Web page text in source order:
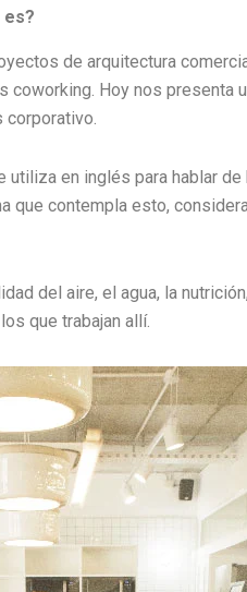
de arquitectura
Hoy nos presenta
utiliza en inglés para hablar
que contempla esto,
del aire, el agua, la
que trabajan allí.